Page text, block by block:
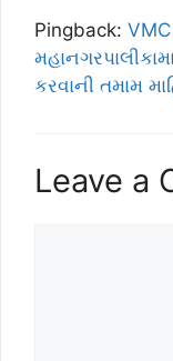
Pingback:
કરવાની તમામ
Leave a